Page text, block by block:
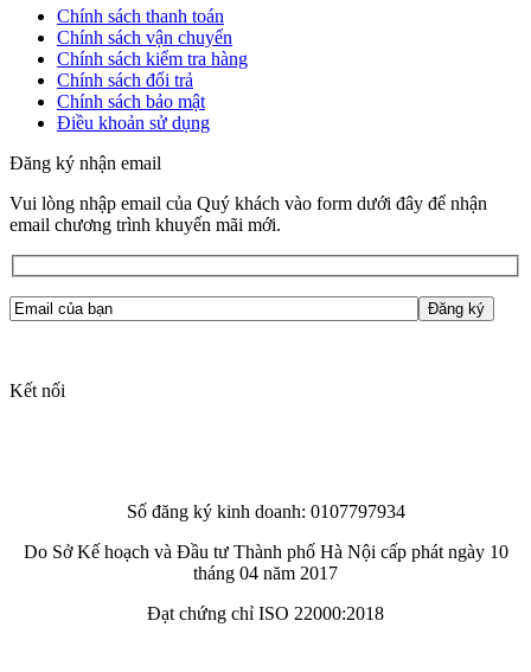
Chính sách thanh toán
Chính sách vận chuyển
Chính sách kiểm tra hàng
Chính sách đổi trả
Chính sách bảo mật
Điều khoản sử dụng
Đăng ký nhận email
Vui lòng nhập email của Quý khách vào form dưới đây để nhận
email chương trình khuyến mãi mới.
Kết nối
Số đăng ký kinh doanh: 0107797934
Do Sở Kế hoạch và Đầu tư Thành phố Hà Nội cấp phát ngày 10
tháng 04 năm 2017
Đạt chứng chỉ ISO 22000:2018